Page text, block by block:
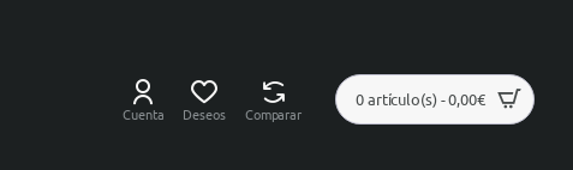
Cuenta Deseos Comparar
0 artículo(s) - 0,00€